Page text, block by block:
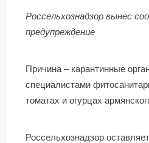
Россельхознадзор вынес
предупреждение
Причина – карантинные
специалистами
томатах и огурцах
Россельхознадзор